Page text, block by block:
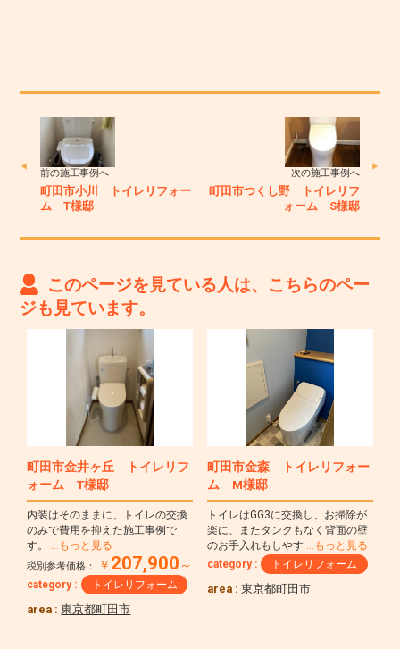
前の施工事例へ
町田市小川 トイレリフォー
ム T様邸
次の施工事例へ
町田市つくし野 トイレリフ
ォーム S様邸
このページを見ている人は、こちらのペー
ジも見ています。
町田市金井ヶ丘 トイレリフ
ォーム T様邸
内装はそのままに、トイレの交換
のみで費用を抑えた施工事例で
す。 …もっと見る
税別参考価格： ￥ 207,900 ～
category : トイレリフォーム
area :東京都町田市
町田市金森 トイレリフォー
ム M様邸
トイレはGG3に交換し、お掃除が
楽に、またタンクもなく背面の壁
のお手入れもしやす …もっと見る
category :
トイレリフォーム
area :東京都町田市